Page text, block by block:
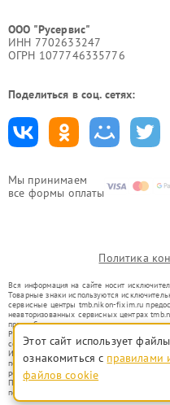
Мы принимаем
все формы оплаты
ООО "Русервис"
ИНН 7702633247
ОГРН 1077746335776
Поделиться в соц. сетях:
Политика
Вся информация на сайте носит
Товарные знаки используются
сервисные центры tmb.nikon-fixim.ru
неавторизованных сервисных центрах
правообладателями товарных знаков или
Ремонт осуществляется для устройств, уже
со статьей 1487 ГК РФ.
Использование товарных знаков не
потребителей в заблуждение, а служит для
ремонту техники указанных брендов.
Представленная на сайте информация не
положениями Статьи 437(2) Гражданского
Этот сайт использует
ознакомиться с правилами
файлов cookie